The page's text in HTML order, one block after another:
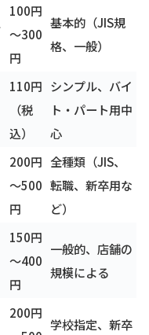
100円
～300
円
基本的（JIS規
格、一般）
110円
（税
込）
シンプル、バイ
ト・パート用中
心
200円
～500
円
全種類（JIS、
転職、新卒用な
ど）
150円
～400
円
一般的、店舗の
規模による
200円
学校指定、新卒